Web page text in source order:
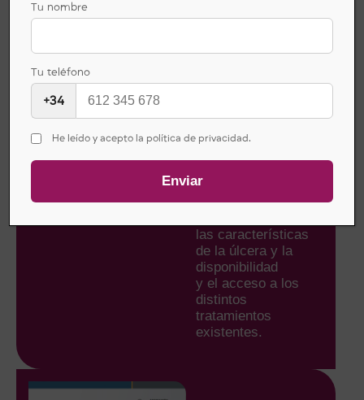
INFERIORES
estas úlceras no
estándar. Esto
los profesionales
sanitarios sigan
gran variabilidad
en los tratamientos
las características
de la úlcera y la
disponibilidad
y el acceso a los
distintos
tratamientos
existentes.
Tu nombre
Tu teléfono
+34
He leído y acepto la política de privacidad.